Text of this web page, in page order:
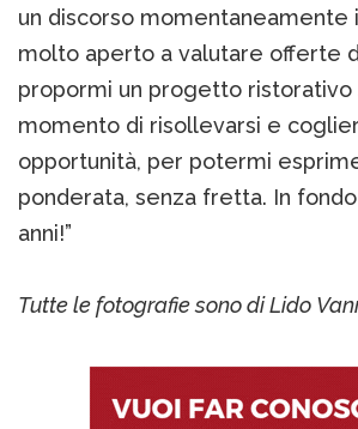
un discorso momentaneamente
molto aperto a valutare offerte
propormi un progetto ristorativo
momento di risollevarsi e
opportunità, per potermi
ponderata, senza fretta. In
anni!”
Tutte le fotografie sono di Lido